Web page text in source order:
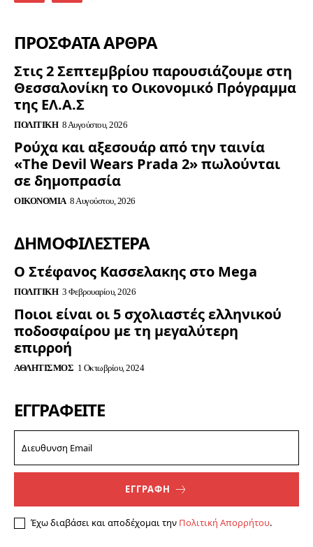
ΠΡΟΣΦΑΤΑ ΑΡΘΡΑ
Στις 2 Σεπτεμβρίου παρουσιάζουμε στη
Θεσσαλονίκη το Οικονομικό Πρόγραμμα
της ΕΛ.Α.Σ
ΠΟΛΙΤΙΚΉ 8 Αυγούστου, 2026
Ρούχα και αξεσουάρ από την ταινία
«The Devil Wears Prada 2» πωλούνται
σε δημοπρασία
ΟΙΚΟΝΟΜΊΑ 8 Αυγούστου, 2026
ΔΗΜΟΦΙΛΈΣΤΕΡΑ
Ο Στέφανος Κασσελακης στο Mega
ΠΟΛΙΤΙΚΉ 3 Φεβρουαρίου, 2026
Ποιοι είναι οι 5 σχολιαστές ελληνικού
ποδοσφαίρου με τη μεγαλύτερη
επιρροή
ΑΘΛΗΤΙΣΜΌΣ 1 Οκτωβρίου, 2024
ΕΓΓΡΑΦΕΊΤΕ
ΕΓΓΡΑΦΗ
Έχω διαβάσει και αποδέχομαι την Πολιτική Απορρήτου.